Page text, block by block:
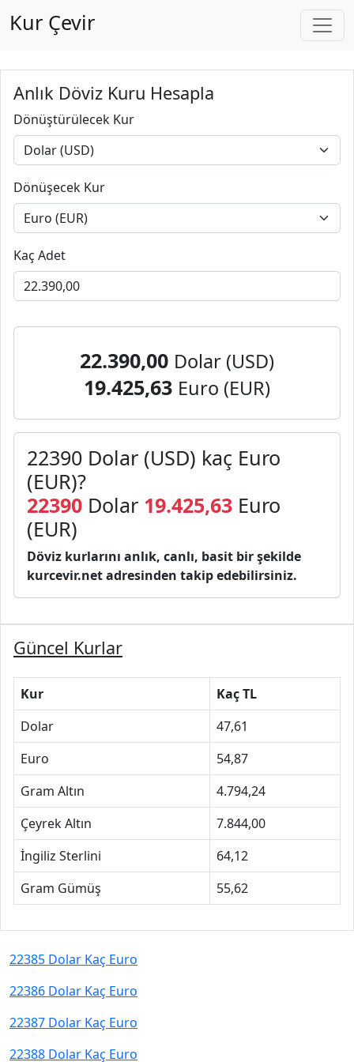
Kur Çevir
Anlık Döviz Kuru Hesapla
Dönüştürülecek Kur
Dönüşecek Kur
Kaç Adet
22.390,00 Dolar (USD)
19.425,63 Euro (EUR)
22390 Dolar (USD) kaç Euro
(EUR)?
22390 Dolar 19.425,63 Euro
(EUR)
Döviz kurlarını anlık, canlı, basit bir şekilde
kurcevir.net adresinden takip edebilirsiniz.
Güncel Kurlar
Kur
Kaç TL
Dolar
47,61
Euro
54,87
Gram Altın
4.794,24
Çeyrek Altın
7.844,00
İngiliz Sterlini
64,12
Gram Gümüş
55,62
22385 Dolar Kaç Euro
22386 Dolar Kaç Euro
22387 Dolar Kaç Euro
22388 Dolar Kaç Euro